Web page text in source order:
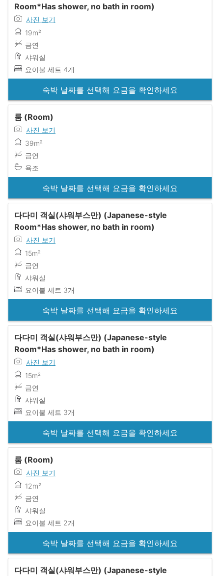
Room*Has shower, no bath in room)
사진 보기
19m²
금연
샤워실
요이불 세트 4개
숙박 날짜를 선택해 요금을 확인하세요
룸 (Room)
사진 보기
39m²
금연
욕조
숙박 날짜를 선택해 요금을 확인하세요
다다미 객실(샤워부스만) (Japanese-style
Room*Has shower, no bath in room)
사진 보기
15m²
금연
샤워실
요이불 세트 3개
숙박 날짜를 선택해 요금을 확인하세요
다다미 객실(샤워부스만) (Japanese-style
Room*Has shower, no bath in room)
사진 보기
15m²
금연
샤워실
요이불 세트 3개
숙박 날짜를 선택해 요금을 확인하세요
룸 (Room)
사진 보기
12m²
금연
샤워실
요이불 세트 2개
숙박 날짜를 선택해 요금을 확인하세요
다다미 객실(샤워부스만) (Japanese-style